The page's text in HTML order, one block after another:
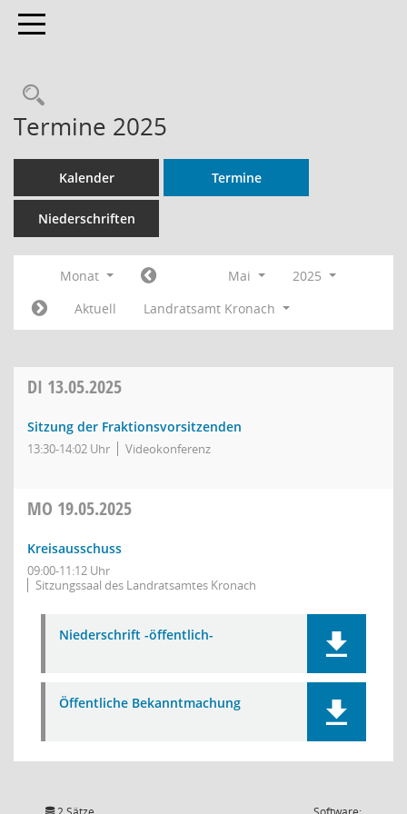
Toggle navigation
Rechercheauswahl
Termine 2025
Kalender Termine
Niederschriften
Monat Mai
2025
Aktuell
Landratsamt Kronach
DI 13.05.2025
Sitzung der Fraktionsvorsitzenden
13:30-14:02 Uhr Videokonferenz
MO 19.05.2025
Kreisausschuss
09:00-11:12 Uhr
Sitzungssaal des Landratsamtes Kronach
Niederschrift -öffentlich-
Öffentliche Bekanntmachung